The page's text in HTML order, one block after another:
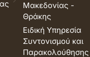
Μακεδονίας -
Θράκης
Ειδική Υπηρεσία
Συντονισμού και
Παρακολούθησης